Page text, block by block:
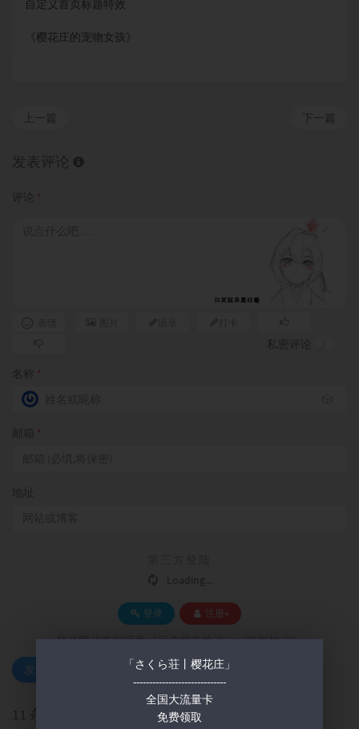
自定义首页标题特效
《樱花庄的宠物女孩》
下一篇
上一篇
发表评论
评论 *
私密评论
名称 *
邮箱 *
地址
Loading...
登录 注册+
登录即代表您同意《用户服务协议》《隐私协议》
发表评论
11 条评论
「さくら荘丨樱花庄」
-----------------------------
全国大流量卡
免费领取